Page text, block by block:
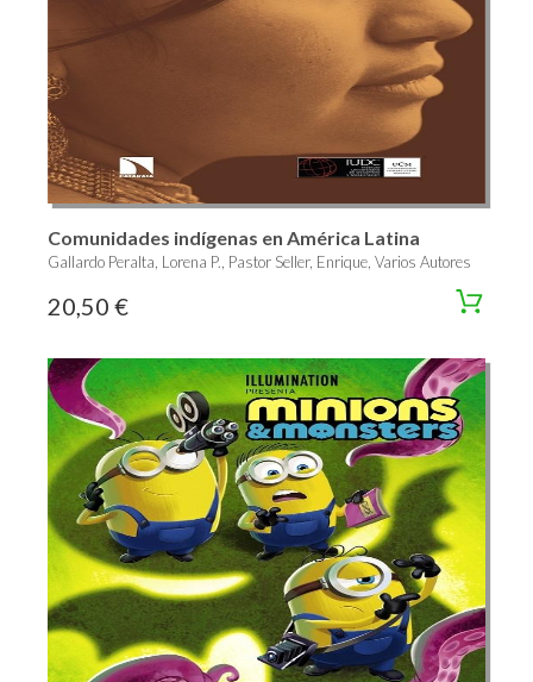
Comunidades indígenas en América Latina
Gallardo Peralta, Lorena P., Pastor Seller, Enrique, Varios Autores
20,50 €